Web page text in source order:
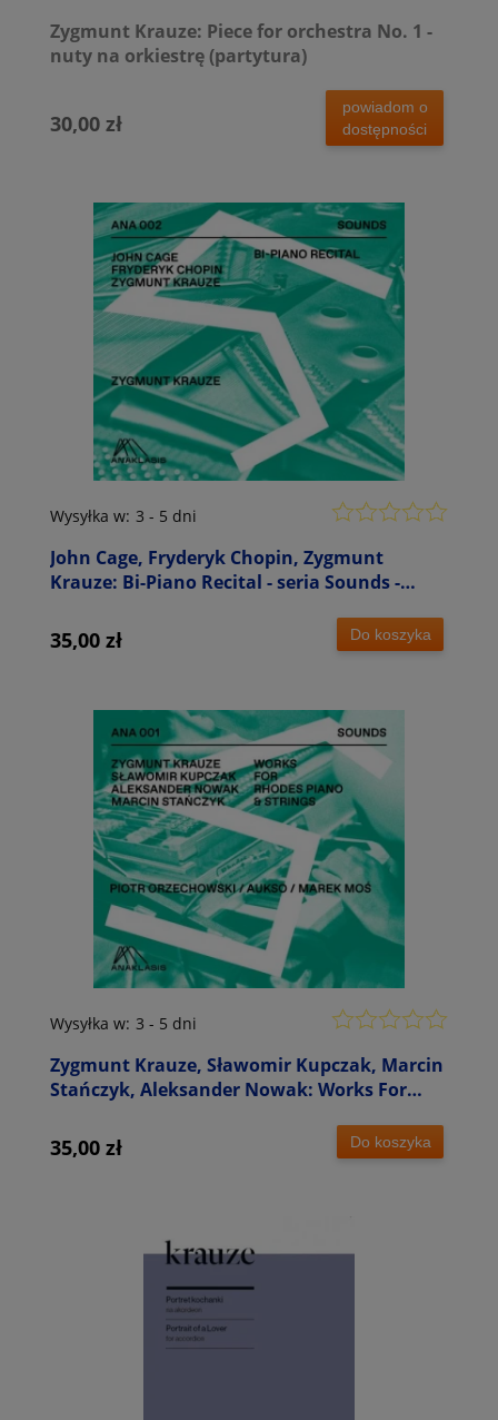
Zygmunt Krauze: Piece for orchestra No. 1 -
nuty na orkiestrę (partytura)
30,00 zł
powiadom o
dostępności
John Cage, Fryderyk Chopin, Zygmunt
Krauze: Bi-Piano Recital - seria Sounds -
Wysyłka w: 3 - 5 dni
35,00 zł Do koszyka
Zygmunt Krauze, Sławomir Kupczak, Marcin
Stańczyk, Aleksander Nowak: Works For
CD
Wysyłka w: 3 - 5 dni
35,00 zł Do koszyka